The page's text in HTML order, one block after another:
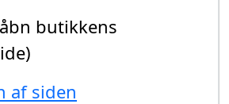
butikkens
af siden